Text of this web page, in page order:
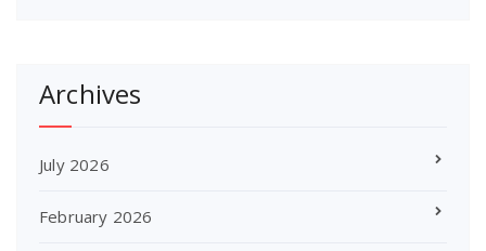
Archives
July 2026
February 2026